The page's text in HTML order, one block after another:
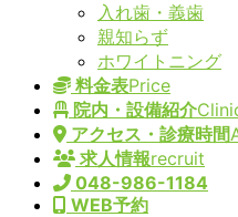
入れ歯・義歯
親知らず
ホワイトニング
料金表Price
院内・設備紹介
アクセス・診療時間
求人情報recruit
048-986-1184
WEB予約